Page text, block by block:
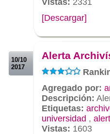
[Descargar]
10/10
2017
Alerta
Agregado por:
Descripción:
Etiquetas:
universidad ,
Vistas: 1603